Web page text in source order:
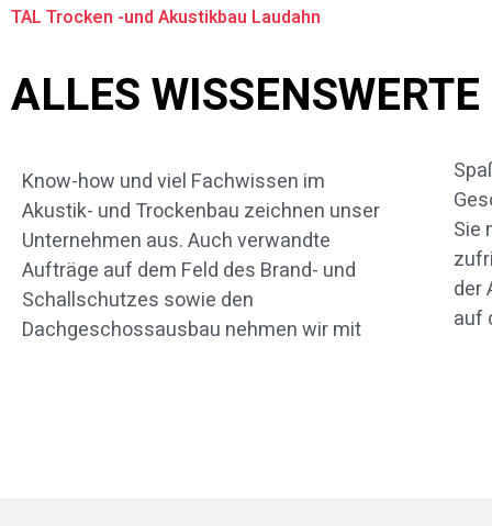
TAL Trocken -und Akustikbau Laudahn
ALLES
Know-how und viel Fachwissen im
Akustik- und Trockenbau zeichnen unser
Unternehmen aus. Auch verwandte
Aufträge auf dem Feld des Brand- und
Schallschutzes sowie den
Dachgeschossausbau nehmen wir mit
Sie
der
auf